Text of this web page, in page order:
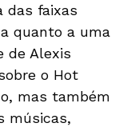
das faixas
quanto a uma
de Alexis
o Hot
mas também
músicas,